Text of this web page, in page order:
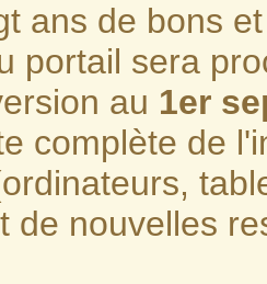
ans de bons
portail sera
au 1er
complète de
de nouvelles